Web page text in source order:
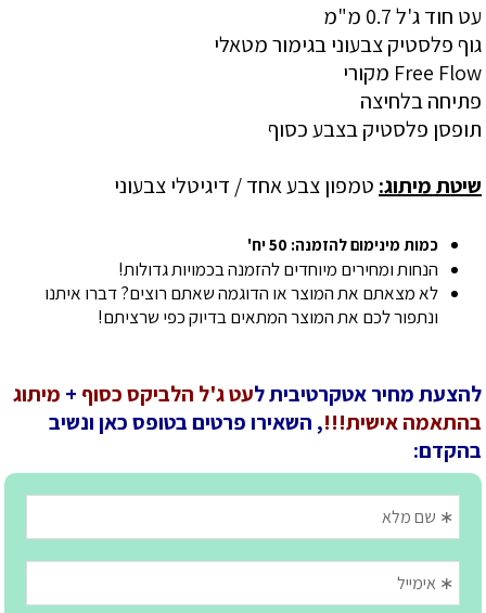
עט חוד ג'ל 0.7 מ"מ
גוף פלסטיק צבעוני בגימור מטאלי
Free Flow מקורי
פתיחה בלחיצה
תופסן פלסטיק בצבע כסוף
שיטת מיתוג: טמפון צבע אחד / דיגיטלי צבעוני
כמות מינימום להזמנה: 50 יח'
הנחות ומחירים מיוחדים להזמנה בכמויות גדולות!
לא מצאתם את המוצר או הדוגמה שאתם רוצים? דברו איתנו
ונתפור לכם את המוצר המתאים בדיוק כפי שרציתם!
להצעת מחיר אטקרטיבית לעט ג'ל הלביקס כסוף + מיתוג
בהתאמה אישית!!!, השאירו פרטים בטופס כאן ונשיב
בהקדם: